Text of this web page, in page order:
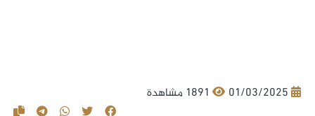
01/03/2025 1891 مشاهدة